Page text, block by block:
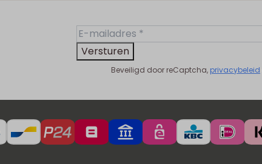
Versturen
Beveiligd door reCaptcha, privacybeleid